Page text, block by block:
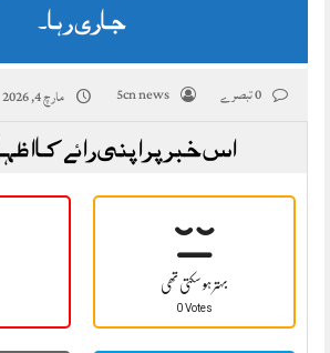
جاری رہا۔
5cn news مارچ 4, 2026
اس خبر پر اپنی رائے کا
بہتر ہو سکتی تھی
0 Votes